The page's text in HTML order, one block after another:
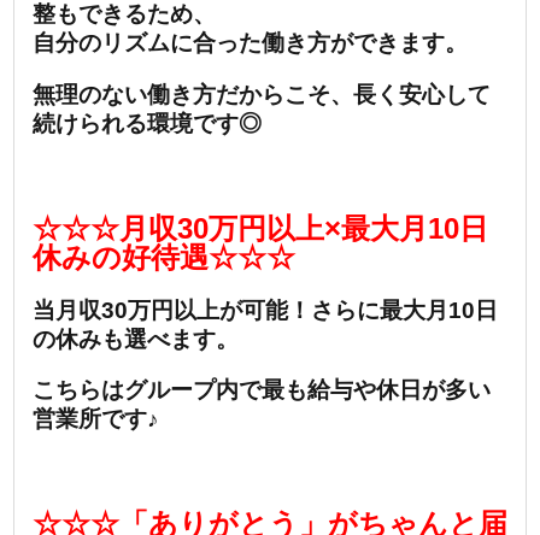
整もできるため、
自分のリズムに合った働き方ができます。
無理のない働き方だからこそ、長く安心して
続けられる環境です◎
☆☆☆月収30万円以上×最大月10日
休みの好待遇☆☆☆
当月収30万円以上が可能！さらに最大月10日
の休みも選べます。
こちらはグループ内で最も給与や休日が多い
営業所です♪
☆☆☆「ありがとう」がちゃんと届